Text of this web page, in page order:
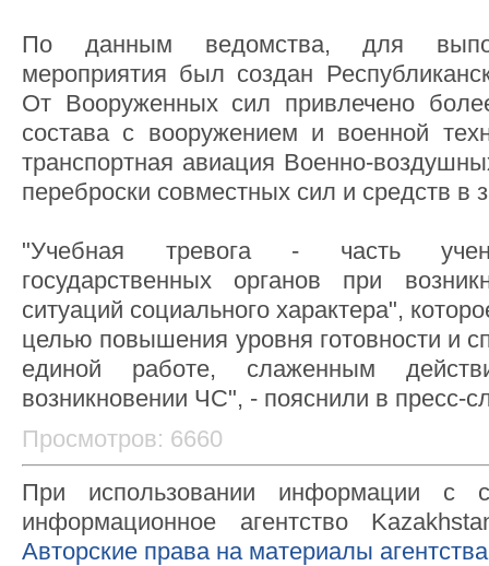
По данным ведомства, для
мероприятия был создан
От Вооруженных сил привлечено
состава с вооружением и военной
транспортная авиация Военно-
переброски совместных сил и средств в
"Учебная тревога - часть
государственных органов при
ситуаций социального характера",
целью повышения уровня готовности и
единой работе, слаженным
возникновении ЧС", - пояснили в пресс-
Просмотров: 6660
При использовании информации с
информационное агентство
Авторские права на материалы